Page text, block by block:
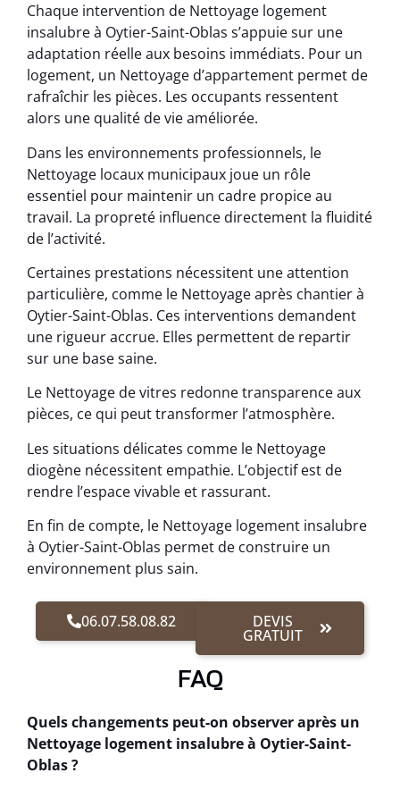
Chaque intervention de Nettoyage logement
insalubre à Oytier-Saint-Oblas s’appuie sur une
adaptation réelle aux besoins immédiats. Pour un
logement, un Nettoyage d’appartement permet de
rafraîchir les pièces. Les occupants ressentent
alors une qualité de vie améliorée.
Dans les environnements professionnels, le
Nettoyage locaux municipaux joue un rôle
essentiel pour maintenir un cadre propice au
travail. La propreté influence directement la fluidité
de l’activité.
Certaines prestations nécessitent une attention
particulière, comme le Nettoyage après chantier à
Oytier-Saint-Oblas. Ces interventions demandent
une rigueur accrue. Elles permettent de repartir
sur une base saine.
Le Nettoyage de vitres redonne transparence aux
pièces, ce qui peut transformer l’atmosphère.
Les situations délicates comme le Nettoyage
diogène nécessitent empathie. L’objectif est de
rendre l’espace vivable et rassurant.
En fin de compte, le Nettoyage logement insalubre
à Oytier-Saint-Oblas permet de construire un
environnement plus sain.
06.07.58.08.82 DEVIS
GRATUIT
FAQ
Quels changements peut-on observer après un
Nettoyage logement insalubre à Oytier-Saint-
Oblas ?